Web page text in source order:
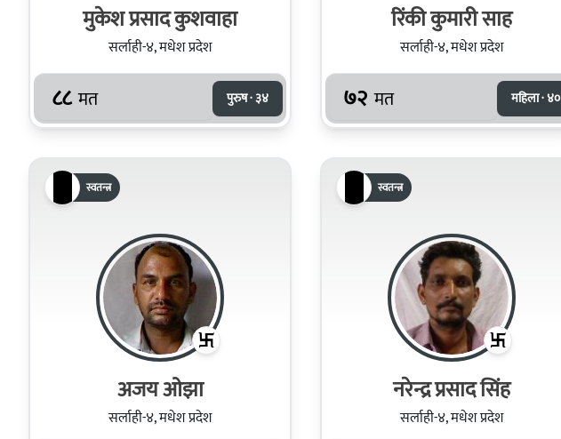
मुकेश प्रसाद कुशवाहा
सर्लाही-४, मधेश प्रदेश
८८ मत पुरुष · ३४
रिंकी कुमारी साह
सर्लाही-४, मधेश प्रदेश
७२ मत महिला · ४०
स्वतन्त्र
अजय ओझा
सर्लाही-४, मधेश प्रदेश
स्वतन्त्र
नरेन्द्र प्रसाद सिंह
सर्लाही-४, मधेश प्रदेश